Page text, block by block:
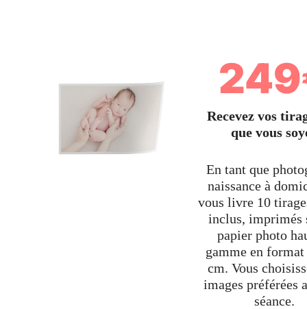
Recevez vos
que vous
En tant que
naissance à
vous livre 10
inclus, imprimés
papier photo
gamme en
cm. Vous
images préférées
séance.